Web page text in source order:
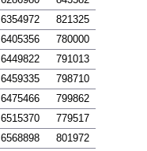
6354972 821325
6405356 780000
6449822 791013
6459335 798710
6475466 799862
6515370 779517
6568898 801972